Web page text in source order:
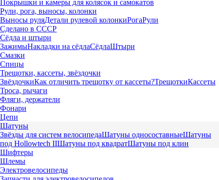
Покрышки и камеры для колясок и самокатов
Рули, рога, выносы, колонки
Выносы руляДетали рулевой колонкиРогаРули
Сделано в СССР
Сёдла и штыри
ЗажимыНакладки на сёдлаСёдлаШтыри
Смазки
Спицы
Трещотки, кассеты, звёздочки
ЗвёздочкиКак отличить трещотку от кассеты?ТрещоткиКассеты
Троса, рычаги
Фляги, держатели
Фонари
Цепи
Шатуны
Звёзды для систем велосипедаШатуны односоставныеШатуны
под Hollowtech IIШатуны под квадратШатуны под клин
Шифтеры
Шлемы
Электровелосипеды